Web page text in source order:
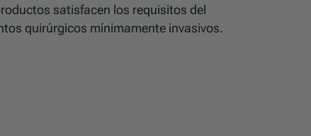
satisfacen los requisitos del
quirúrgicos mínimamente invasivos.